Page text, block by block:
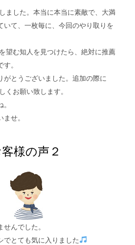
ました。本当に本当に素敵で、大満
いて、一枚毎に、今回のやり取りを
望む知人を見つけたら、絶対に推薦
。
がとうございました。追加の際に
くお願い致します。
せ。
様の声２
んでした。
でとても気に入りました